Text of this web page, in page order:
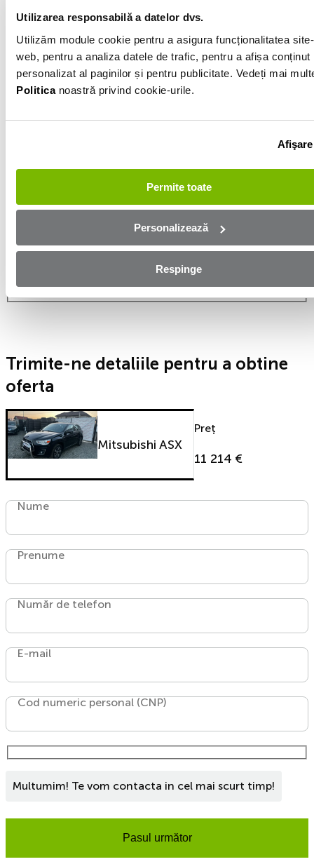
Utilizarea responsabilă a datelor dvs.
Utilizăm module cookie pentru a asigura funcționalitatea
web, pentru a analiza datele de trafic, pentru a afișa conținut
personalizat al paginilor și pentru publicitate. Vedeți mai
Politicanoastră privind cookie-urile.
Afişare
Permite toate
Personalizează
Respinge
Informatiile vanzatorului
0740684953
Afișează numărul
Aplică online și bucură-te de
aprobare rapidă!
formularul de mai jos și te contactăm in cel mai scurt
Trimite-ne detaliile pentru a obtine
oferta
Mitsubishi ASX
Preț
11 214 €
Nume
Prenume
Număr de telefon
E-mail
Cod numeric personal (CNP)
Multumim! Te vom contacta in cel mai scurt timp!
Pasul următor